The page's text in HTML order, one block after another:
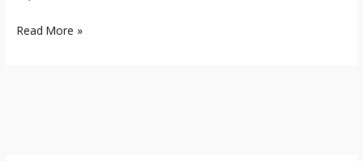
Read More »